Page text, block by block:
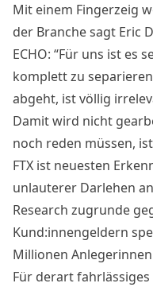
Mit einem Fingerzeig
der Branche sagt Eric
ECHO: “Für uns ist es
komplett zu
abgeht, ist völlig
Damit wird nicht
noch reden müssen,
FTX ist neuesten
unlauterer Darlehen
Research zugrunde
Kund:innengeldern
Millionen
Für derart